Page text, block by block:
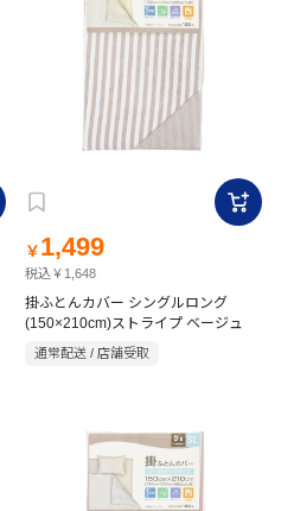
￥ 1,499
税込￥1,648
掛ふとんカバー シングルロング
(150×210cm)ストライプ ベージュ
通常配送 / 店舗受取